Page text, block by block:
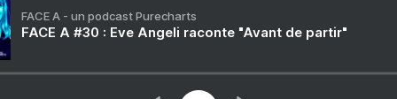
FACE A - un podcast Purecharts
FACE A #30 : Eve Angeli raconte "Avant de partir"